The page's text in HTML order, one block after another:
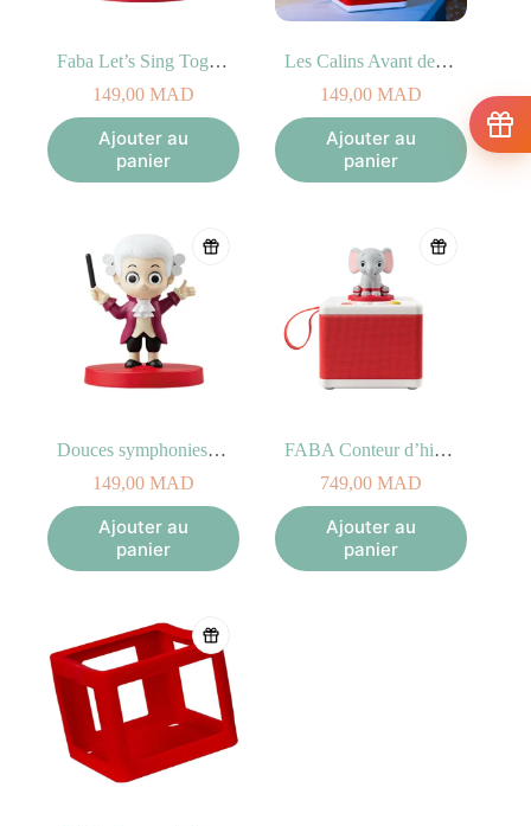
Faba Let’s Sing Together!
149,00 MAD
Ajouter au
panier
Les Calins Avant de Dormir
149,00 MAD
Ajouter au
panier
Douces symphonies de Mozart
149,00 MAD
Ajouter au
panier
FABA Conteur d’histoires Starter Set Blanc
749,00 MAD
Ajouter au
panier